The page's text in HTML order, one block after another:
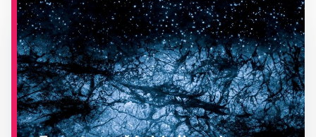
ASTRONOMIJA